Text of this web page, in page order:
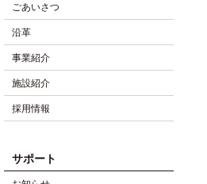
ごあいさつ
沿革
事業紹介
施設紹介
採用情報
サポート